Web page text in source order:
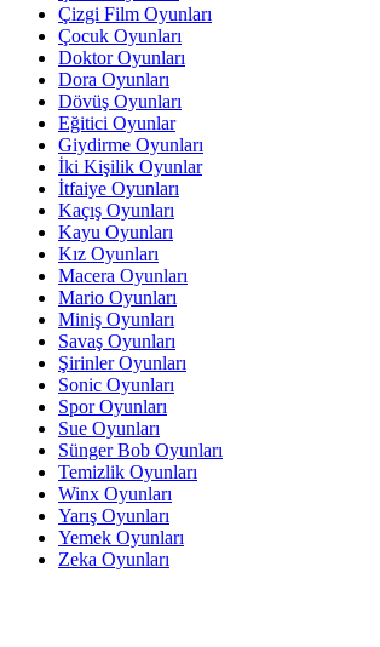
Çizgi Film Oyunları
Çocuk Oyunları
Doktor Oyunları
Dora Oyunları
Dövüş Oyunları
Eğitici Oyunlar
Giydirme Oyunları
İki Kişilik Oyunlar
İtfaiye Oyunları
Kaçış Oyunları
Kayu Oyunları
Kız Oyunları
Macera Oyunları
Mario Oyunları
Miniş Oyunları
Savaş Oyunları
Şirinler Oyunları
Sonic Oyunları
Spor Oyunları
Sue Oyunları
Sünger Bob Oyunları
Temizlik Oyunları
Winx Oyunları
Yarış Oyunları
Yemek Oyunları
Zeka Oyunları